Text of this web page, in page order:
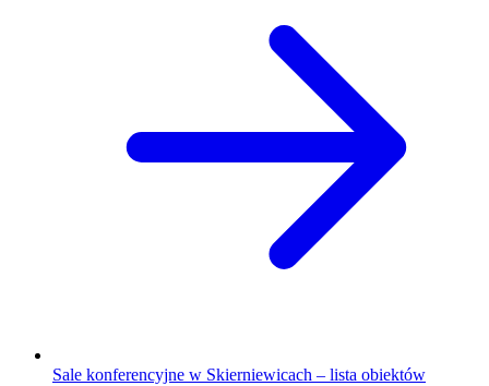
Sale konferencyjne w Skierniewicach – lista obiektów